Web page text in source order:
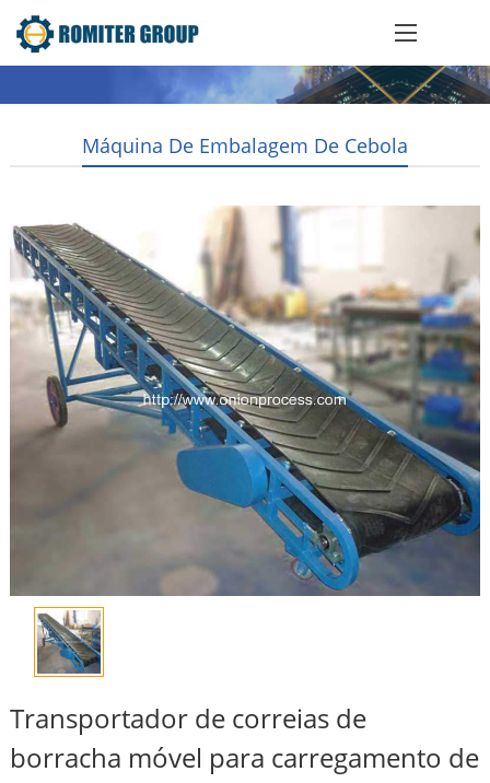
Máquina De Embalagem De Cebola
Transportador de correias de
borracha móvel para carregamento de